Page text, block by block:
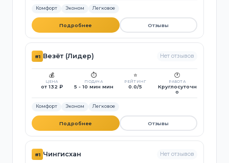
Комфорт Эконом Легковое
Подробнее Отзывы
#1 Везёт (Лидер) Нет отзывов
💰
ЦЕНА
от 132 ₽
⏱️
ПОДАЧА
5 - 10 мин мин
⭐
РЕЙТИНГ
0.0/5
🕐
РАБОТА
Круглосуточн
о
Комфорт Эконом Легковое
Подробнее Отзывы
#1 Чингисхан Нет отзывов